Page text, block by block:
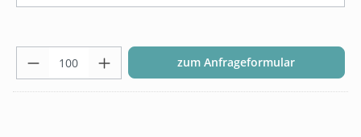
Produkt Anzahl: Gib den
zum Anfrageformular